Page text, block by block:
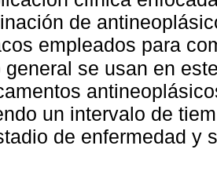
de
empleados para
general se usan en
un intervalo de
de enfermedad y